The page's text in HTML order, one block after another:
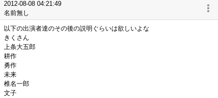
2012-08-08 04:21:49
名前無し
以下の出演者達のその後の説明ぐらいは欲しいよな
きくさん
上条大五郎
耕作
勇作
未来
椎名一郎
文子